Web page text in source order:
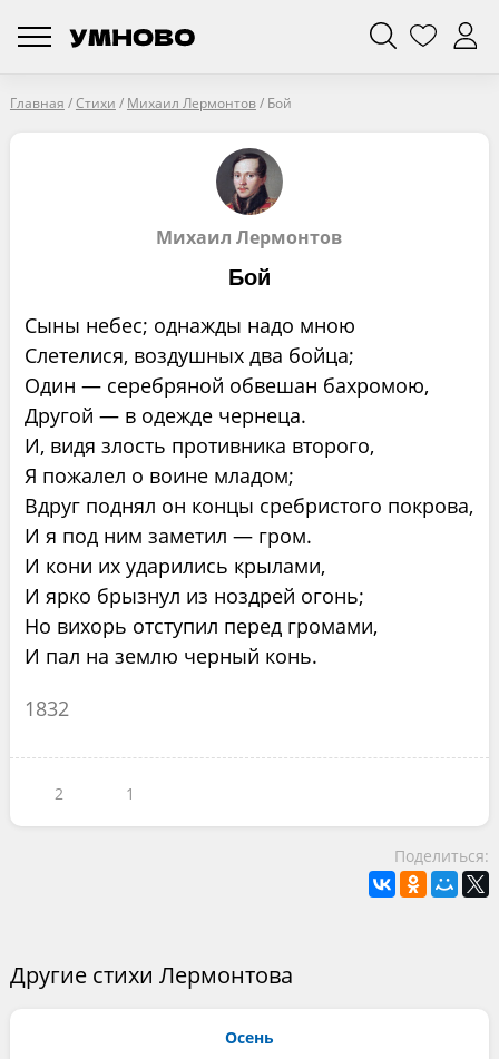
Главная /Стихи / Михаил Лермонтов/ Бой
Михаил Лермонтов
Бой
Сыны небес; однажды надо мною
Слетелися, воздушных два бойца;
Один — серебряной обвешан бахромою,
Другой — в одежде чернеца.
И, видя злость противника второго,
Я пожалел о воине младом;
Вдруг поднял он концы сребристого покрова,
И я под ним заметил — гром.
И кони их ударились крылами,
И ярко брызнул из ноздрей огонь;
Но вихорь отступил перед громами,
И пал на землю черный конь.
1832
2 1
Поделиться:
Другие стихи Лермонтова
Осень